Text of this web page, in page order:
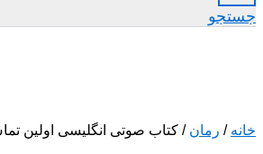
جستجو
خانه / رمان / کتاب صوتی انگلیسی اولین